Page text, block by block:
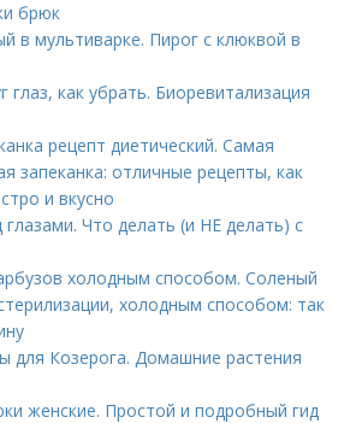
брюк
в мультиварке. Пирог с клюквой в
как убрать. Биоревитализация
рецепт диетический. Самая
запеканка: отличные рецепты, как
и вкусно
Что делать (и НЕ делать) с
холодным способом. Соленый
холодным способом: так
для Козерога. Домашние растения
женские. Простой и подробный гид